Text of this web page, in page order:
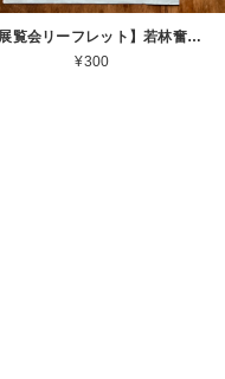
【展覧会リーフレット】若林奮 Isamu Wakabayashi 2005.9.6 ー 11.13 世田谷美術館 2005 [310194527]
¥300